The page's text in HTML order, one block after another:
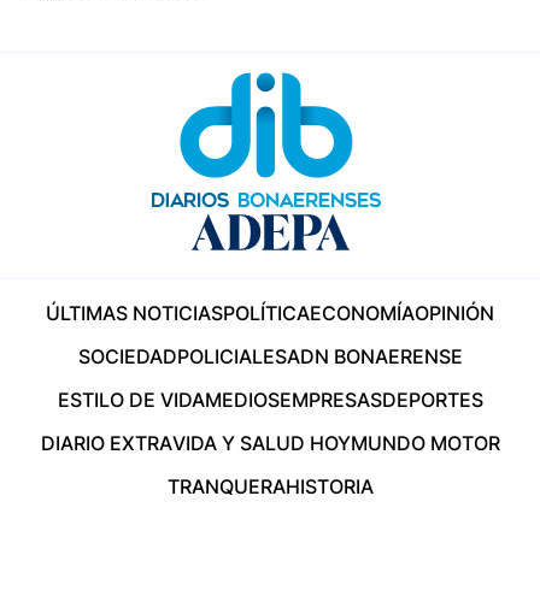
ÚLTIMAS NOTICIASPOLÍTICAECONOMÍAOPINIÓN
SOCIEDADPOLICIALESADN BONAERENSE
ESTILO DE VIDAMEDIOSEMPRESASDEPORTES
DIARIO EXTRAVIDA Y SALUD HOYMUNDO MOTOR
TRANQUERAHISTORIA